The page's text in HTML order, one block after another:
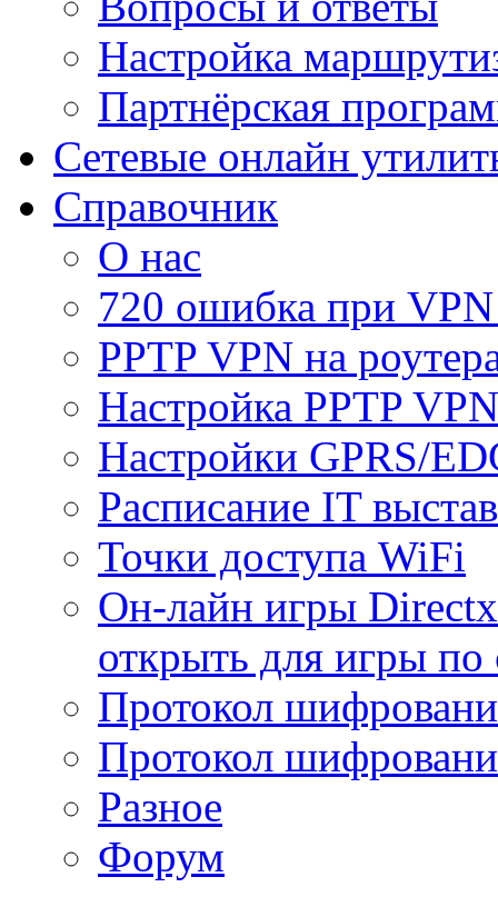
Настройка
Партнёрская
Сетевые онлайн
Справочник
О нас
720 ошибка при
PPTP VPN на
Настройка PPTP
Настройки GPRS/
Расписание IT
Точки доступа WiFi
Он-лайн игры
открыть для игры по
Протокол
Протокол
Разное
Форум